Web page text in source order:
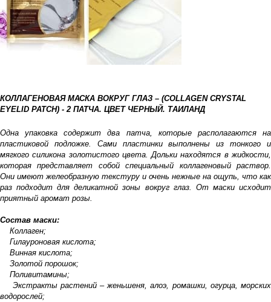
КОЛЛАГЕНОВАЯ МАСКА ВОКРУГ ГЛАЗ – (COLLAGEN CRYSTAL
EYELID PATCH) - 2 ПАТЧА. ЦВЕТ ЧЕРНЫЙ. ТАИЛАНД
Одна упаковка содержит два патча, которые располагаются на
пластиковой подложке. Сами пластинки выполнены из тонкого и
мягкого силикона золотистого цвета. Дольки находятся в жидкости,
которая представляет собой специальный коллагеновый раствор.
Они имеют желеобразную текстуру и очень нежные на ощупь, что как
раз подходит для деликатной зоны вокруг глаз. От маски исходит
приятный аромат розы.
Состав маски:
Коллаген;
Гилауроновая кислота;
Винная кислота;
Золотой порошок;
Поливитамины;
Экстракты растений – женьшеня, алоэ, ромашки, огурца, морских
водорослей;